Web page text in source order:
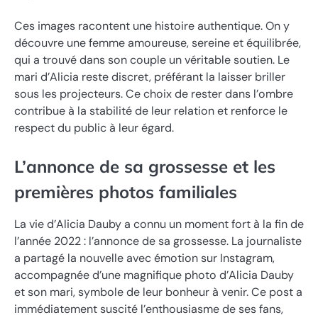
Ces images racontent une histoire authentique. On y
découvre une femme amoureuse, sereine et équilibrée,
qui a trouvé dans son couple un véritable soutien. Le
mari d’Alicia reste discret, préférant la laisser briller
sous les projecteurs. Ce choix de rester dans l’ombre
contribue à la stabilité de leur relation et renforce le
respect du public à leur égard.
L’annonce de sa grossesse et les
premières photos familiales
La vie d’Alicia Dauby a connu un moment fort à la fin de
l’année 2022 : l’annonce de sa grossesse. La journaliste
a partagé la nouvelle avec émotion sur Instagram,
accompagnée d’une magnifique photo d’Alicia Dauby
et son mari, symbole de leur bonheur à venir. Ce post a
immédiatement suscité l’enthousiasme de ses fans,